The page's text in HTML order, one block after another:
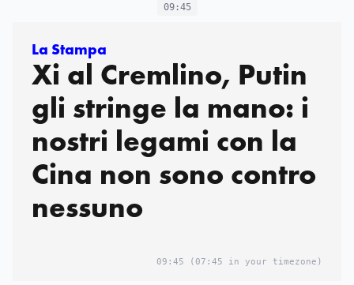
09:45
La Stampa
Xi al Cremlino, Putin
gli stringe la mano: i
nostri legami con la
Cina non sono contro
nessuno
09:45 (07:45 in your timezone)